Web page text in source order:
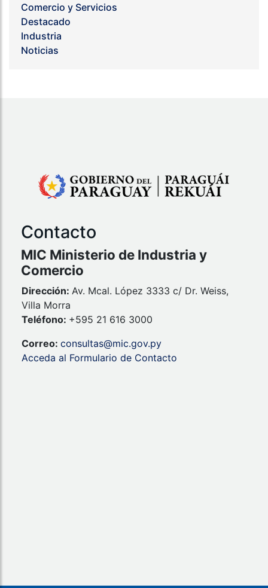
Comercio y Servicios
Destacado
Industria
Noticias
Contacto
MIC Ministerio de Industria y
Comercio
Dirección: Av. Mcal. López 3333 c/ Dr. Weiss,
Villa Morra
Teléfono: +595 21 616 3000
Correo: consultas@mic.gov.py
Acceda al Formulario de Contacto